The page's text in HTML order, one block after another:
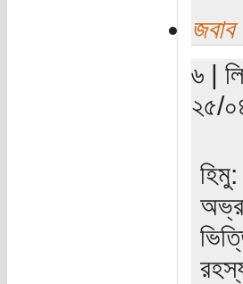
জবাব
৬ |
২৫/
হিমু: